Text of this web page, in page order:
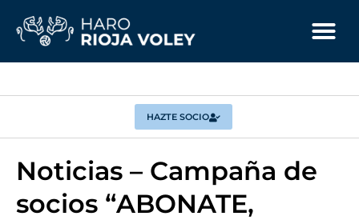
HAZTE SOCIO
Noticias – Campaña de
socios “ABONATE,